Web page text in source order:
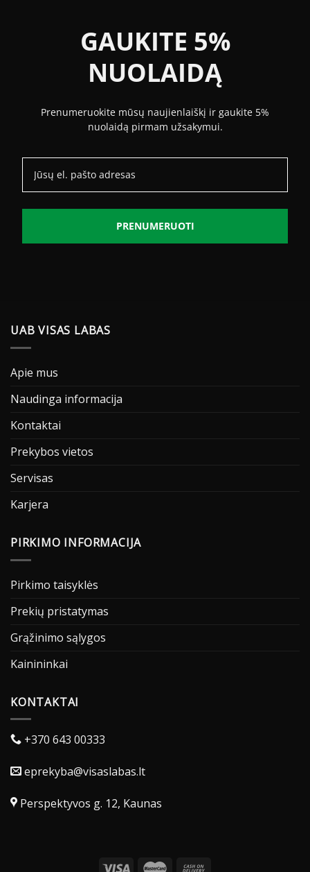
GAUKITE 5%
NUOLAIDĄ
Prenumeruokite mūsų naujienlaiškį ir gaukite 5%
nuolaidą pirmam užsakymui.
PRENUMERUOTI
UAB VISAS LABAS
Apie mus
Naudinga informacija
Kontaktai
Prekybos vietos
Servisas
Karjera
PIRKIMO INFORMACIJA
Pirkimo taisyklės
Prekių pristatymas
Grąžinimo sąlygos
Kainininkai
KONTAKTAI
+370 643 00333
eprekyba@visaslabas.lt
Perspektyvos g. 12, Kaunas